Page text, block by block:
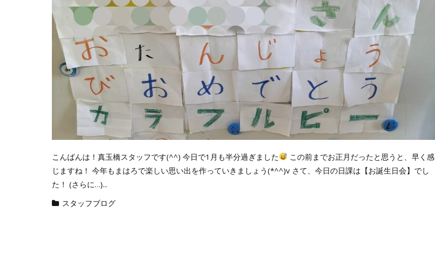
こんばんは！真玉橋スタッフです(^^) 今日で1月も半分過ぎました
この前までお正月だったと思うと、早く感
じますね！ 今年もまはろで楽しい思い出を作っていきましょう(*^^)v さて、今日の日課は【お誕生日会】でし
た！ (さらに…)...
スタッフブログ